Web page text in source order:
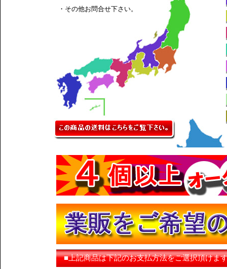
・その他お問合せ下さい。
■上記商品は下記のお支払方法をご選択頂けま